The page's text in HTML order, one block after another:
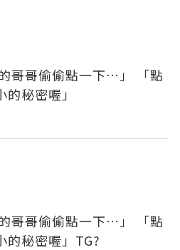
哥哥偷偷點一下…」 「點
秘密喔」
哥哥偷偷點一下…」 「點
的秘密喔」TG?